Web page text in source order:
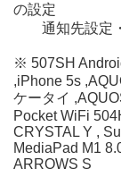
の設定
通知先設定・
※ 507SH
,iPhone 5s
ケータイ
Pocket WiFi
CRYSTAL Y ,
MediaPad M1
ARROWS S